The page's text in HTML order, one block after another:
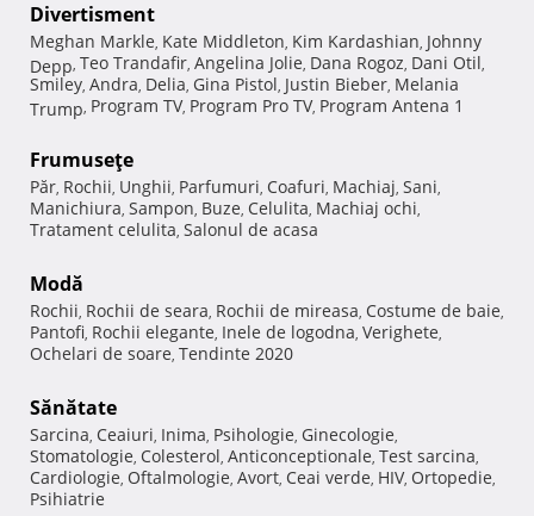
Divertisment
Meghan Markle, Kate Middleton, Kim Kardashian, Johnny
Depp, Teo Trandafir, Angelina Jolie, Dana Rogoz, Dani Otil,
Smiley, Andra, Delia, Gina Pistol, Justin Bieber, Melania
Trump, Program TV, Program Pro TV, Program Antena 1
Frumuseţe
Păr, Rochii, Unghii, Parfumuri, Coafuri, Machiaj, Sani,
Manichiura, Sampon, Buze, Celulita, Machiaj ochi,
Tratament celulita, Salonul de acasa
Modă
Rochii, Rochii de seara, Rochii de mireasa, Costume de baie,
Pantofi, Rochii elegante, Inele de logodna, Verighete,
Ochelari de soare, Tendinte 2020
Sănătate
Sarcina, Ceaiuri, Inima, Psihologie, Ginecologie,
Stomatologie, Colesterol, Anticonceptionale, Test sarcina,
Cardiologie, Oftalmologie, Avort, Ceai verde, HIV, Ortopedie,
Psihiatrie